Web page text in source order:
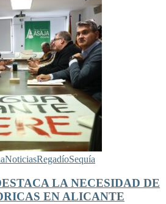
NoticiasRegadíoSequía
LA NECESIDAD DE
EN ALICANTE